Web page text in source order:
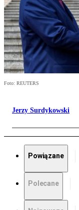
Foto: REUTERS
Jerzy Surdykowski
Powiązane
Polecane